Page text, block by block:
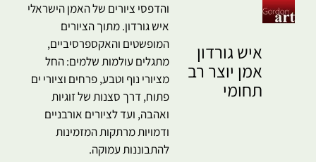
איש גורדון
אמן יוצר רב
תחומי
והדפסי ציורים של האמן הישראלי
איש גורדון. מתוך הציורים
המופשטים והאקספרסיביים,
מתגלים עולמות שלמים: החל
מציורי נוף וטבע, פרחים וציורי ים
פתוח, דרך סצנות של זוגיות
ואהבה, ועד לציורים אורבניים
ודמויות מרתקות המזמינות
להתבוננות עמוקה.